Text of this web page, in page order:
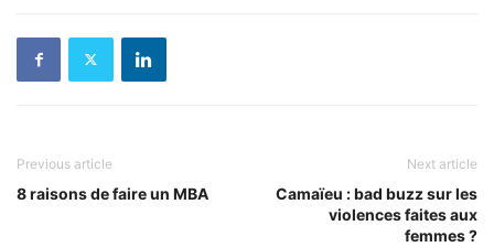
Previous article
8 raisons de faire un MBA
Next article
Camaïeu : bad buzz sur les
violences faites aux
femmes ?